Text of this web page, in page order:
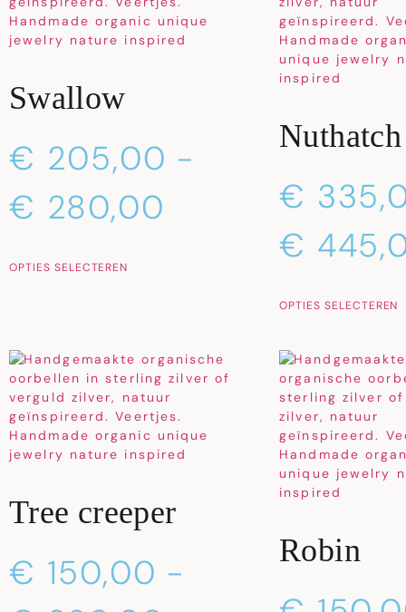
Swallow
€ 205,00 -
€ 280,00
OPTIES SELECTEREN
Nuthatch
€
€
OPTIES SELECTEREN
Tree creeper
€ 150,00 -
Robin